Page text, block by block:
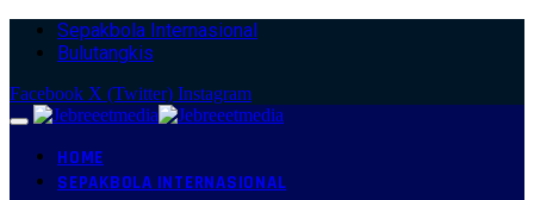
Sepakbola Internasional
Bulutangkis
Facebook X (Twitter) Instagram
HOME
SEPAKBOLA INTERNASIONAL